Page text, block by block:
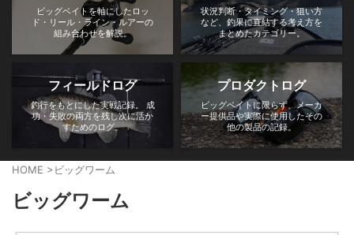
ビッグベイトを軸にしたロッ
ド・リール・ライン・ルアーの
組み合わせを解説。
状況判断・タイミング・狙い方
など、釣果に直結する考え方を
まとめたカテゴリー。
フィールドログ
釣行をもとにした実戦記録。 成
功・失敗の両方を残し次に活か
すためのログ。
プロダクトログ
ビッグベイトに限らず、メーカ
ー提供品や実際に使用したその
他の製品の記録。
HOME >ビッグワーム
ビッグワーム